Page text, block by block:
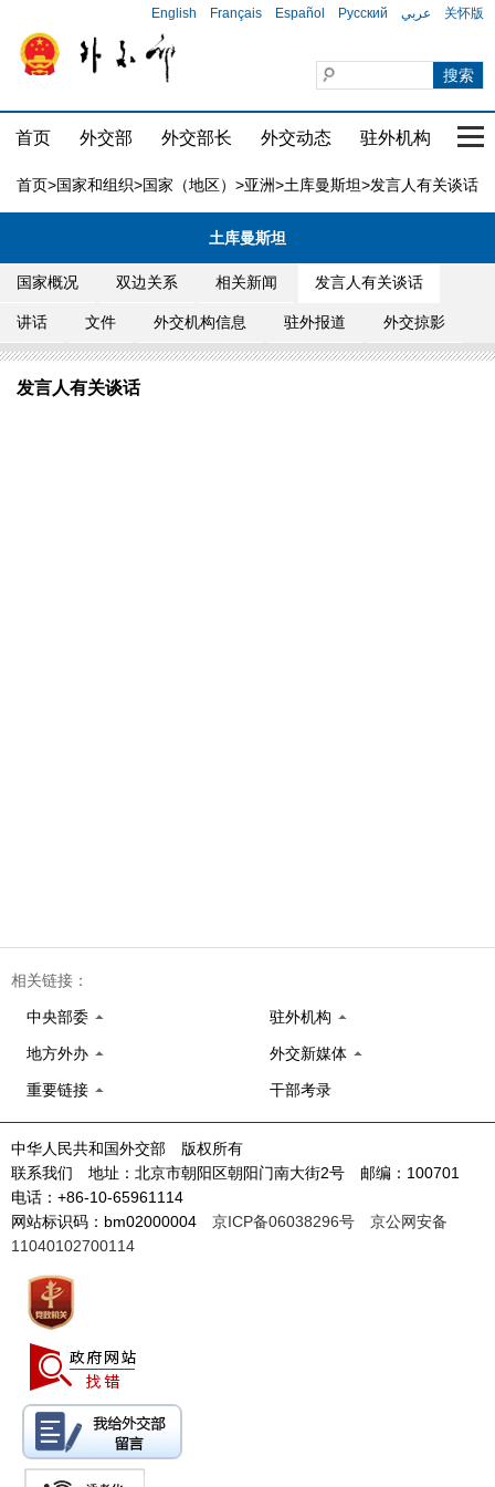
English Français Español Русский عربي 关怀版
首页 外交部 外交部长 外交动态 驻外机构 国
首页>国家和组织>国家（地区） >亚洲>土库曼斯坦>发言人有关谈话
土库曼斯坦
国家概况 双边关系 相关新闻 发言人有关谈话
讲话 文件 外交机构信息 驻外报道 外交掠影
发言人有关谈话
相关链接：
中央部委 驻外机构
地方外办 外交新媒体
重要链接 干部考录
中华人民共和国外交部 版权所有
联系我们 地址：北京市朝阳区朝阳门南大街2号 邮编：100701
电话：+86-10-65961114
网站标识码：bm02000004 京ICP备06038296号
京公网安备
11040102700114